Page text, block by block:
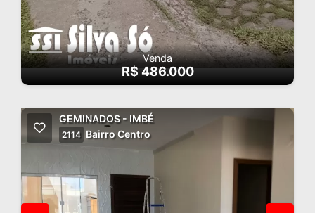
Venda
R$ 486.000
GEMINADOS - IMBÉ
2114 Bairro Centro